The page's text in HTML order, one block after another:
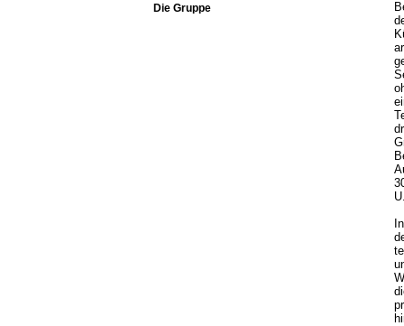
Die Gruppe